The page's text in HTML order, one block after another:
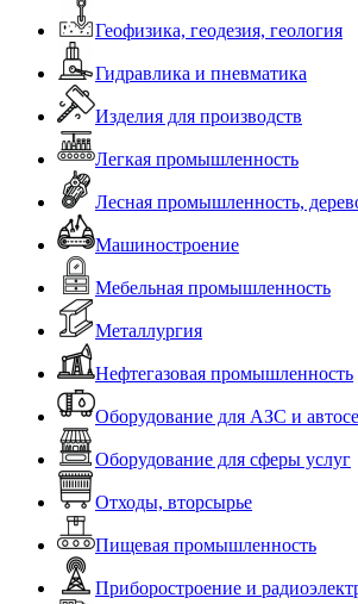
Геофизика, геодезия, геология
Гидравлика и пневматика
Изделия для производств
Легкая промышленность
Лесная промышленность,
Машиностроение
Мебельная промышленность
Металлургия
Нефтегазовая промышленность
Оборудование для АЗС и
Оборудование для сферы услуг
Отходы, вторсырье
Пищевая промышленность
Приборостроение и